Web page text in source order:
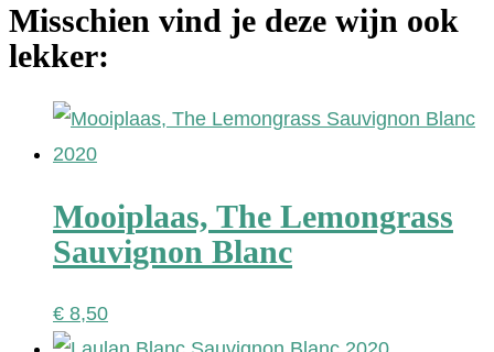
Misschien vind je deze wijn ook
lekker:
Mooiplaas, The Lemongrass
Sauvignon Blanc
€ 8,50